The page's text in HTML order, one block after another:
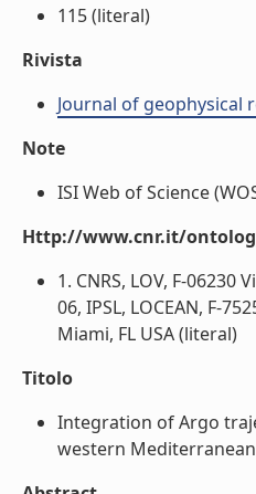
115 (literal)
Rivista
Journal of geophysical
Note
ISI Web of Science
Http://www.cnr.it/
1. CNRS, LOV, F-
06, IPSL, LOCEAN, F-
Miami, FL USA (literal)
Titolo
Integration of Argo
western